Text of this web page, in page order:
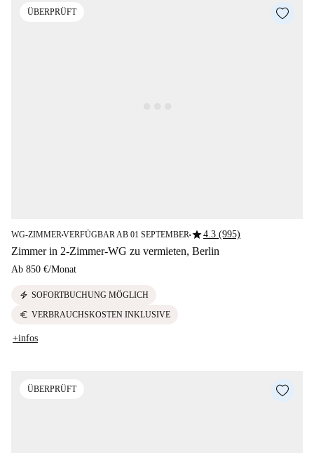
ÜBERPRÜFT
WG-ZIMMER■VERFÜGBAR AB 01 SEPTEMBER■star4.3 (995)
Zimmer in 2-Zimmer-WG zu vermieten, Berlin
Ab 850 €/Monat
electric_bolt SOFORTBUCHUNG MÖGLICH
euro VERBRAUCHSKOSTEN INKLUSIVE
+infos
ÜBERPRÜFT